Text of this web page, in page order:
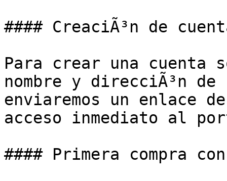
#### CreaciÃ³n de
Para crear una
nombre y direcciÃ³n
enviaremos un enlace
acceso inmediato al
#### Primera compra